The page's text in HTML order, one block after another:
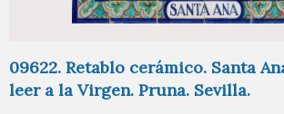
09622. Retablo cerámico. Santa
leer a la Virgen. Pruna. Sevilla.